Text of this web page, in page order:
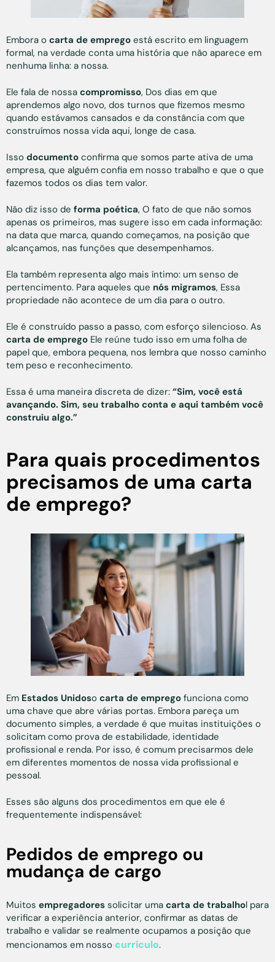
Embora o carta de emprego está escrito em linguagem
formal, na verdade conta uma história que não aparece em
nenhuma linha: a nossa.
Ele fala de nossa compromisso, Dos dias em que
aprendemos algo novo, dos turnos que fizemos mesmo
quando estávamos cansados e da constância com que
construímos nossa vida aqui, longe de casa.
Isso documento confirma que somos parte ativa de uma
empresa, que alguém confia em nosso trabalho e que o que
fazemos todos os dias tem valor.
Não diz isso de forma poética, O fato de que não somos
apenas os primeiros, mas sugere isso em cada informação:
na data que marca, quando começamos, na posição que
alcançamos, nas funções que desempenhamos.
Ela também representa algo mais íntimo: um senso de
pertencimento. Para aqueles que nós migramos, Essa
propriedade não acontece de um dia para o outro.
Ele é construído passo a passo, com esforço silencioso. As
carta de emprego Ele reúne tudo isso em uma folha de
papel que, embora pequena, nos lembra que nosso caminho
tem peso e reconhecimento.
Essa é uma maneira discreta de dizer: “Sim, você está
avançando. Sim, seu trabalho conta e aqui também você
construiu algo.”
Para quais procedimentos
precisamos de uma carta
de emprego?
Em Estados Unidoso carta de emprego funciona como
uma chave que abre várias portas. Embora pareça um
documento simples, a verdade é que muitas instituições o
solicitam como prova de estabilidade, identidade
profissional e renda. Por isso, é comum precisarmos dele
em diferentes momentos de nossa vida profissional e
pessoal.
Esses são alguns dos procedimentos em que ele é
frequentemente indispensável:
Pedidos de emprego ou
mudança de cargo
Muitos empregadores solicitar uma carta de trabalhol para
verificar a experiência anterior, confirmar as datas de
trabalho e validar se realmente ocupamos a posição que
mencionamos em nosso currículo.